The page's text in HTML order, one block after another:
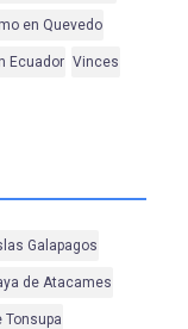
en Quevedo
Ecuador Vinces
Galapagos
de Atacames
Tonsupa